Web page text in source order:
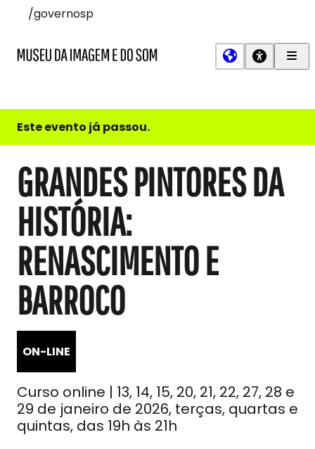
/governosp
e
do
Este evento já passou.
GRANDES PINTORES DA
HISTÓRIA:
RENASCIMENTO E
BARROCO
ON-LINE
Curso online | 13, 14, 15, 20, 21, 22, 27, 28 e
29 de janeiro de 2026, terças, quartas e
quintas, das 19h às 21h